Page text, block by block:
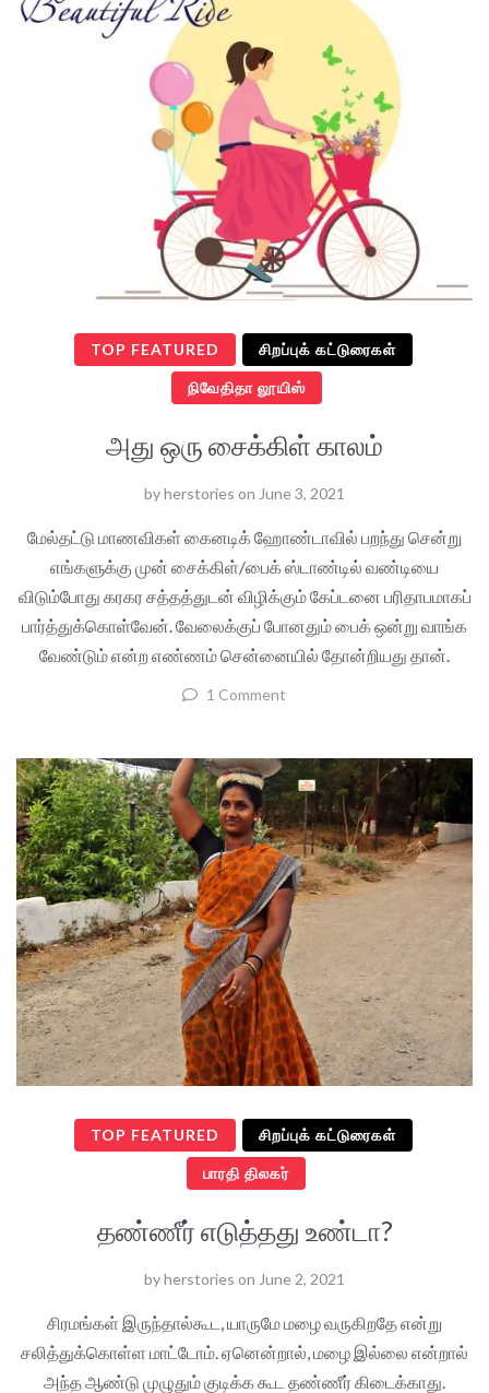
TOP FEATURED சிறப்புக் கட்டுரைகள்
நிவேதிதா லூயிஸ்
அது ஒரு சைக்கிள் காலம்
byherstories on June 3, 2021
மேல்தட்டு மாணவிகள் கைனடிக் ஹோண்டாவில் பறந்து சென்று
எங்களுக்கு முன் சைக்கிள்/பைக் ஸ்டாண்டில் வண்டியை
விடும்போது கரகர சத்தத்துடன் விழிக்கும் கேப்டனை பரிதாபமாகப்
பார்த்துக்கொள்வேன். வேலைக்குப் போனதும் பைக் ஒன்று வாங்க
வேண்டும் என்ற எண்ணம் சென்னையில் தோன்றியது தான்.
1 Comment
TOP FEATURED சிறப்புக் கட்டுரைகள்
பாரதி திலகர்
தண்ணீர் எடுத்தது உண்டா?
byherstories on June 2, 2021
சிரமங்கள் இருந்தால்கூட, யாருமே மழை வருகிறதே என்று
சலித்துக்கொள்ள மாட்டோம். ஏனென்றால், மழை இல்லை என்றால்
அந்த ஆண்டு முழுதும் குடிக்க கூட தண்ணீர் கிடைக்காது.